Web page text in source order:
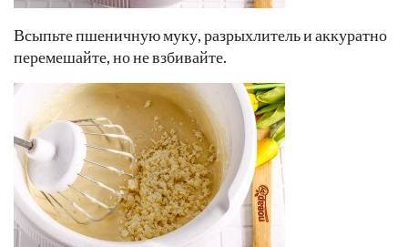
Всыпьте пшеничную муку, разрыхлитель и аккуратно
перемешайте, но не взбивайте.